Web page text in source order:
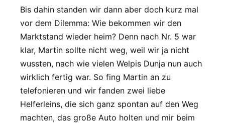
Bis dahin standen wir dann aber doch kurz mal
vor dem Dilemma: Wie bekommen wir den
Marktstand wieder heim? Denn nach Nr. 5 war
klar, Martin sollte nicht weg, weil wir ja nicht
wussten, nach wie vielen Welpis Dunja nun auch
wirklich fertig war. So fing Martin an zu
telefonieren und wir fanden zwei liebe
Helferleins, die sich ganz spontan auf den Weg
machten, das große Auto holten und mir beim